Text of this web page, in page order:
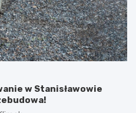
w Stanisławowie